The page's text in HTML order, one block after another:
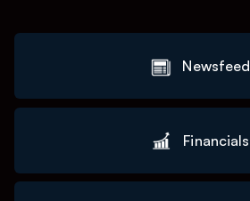
Newsfeed
Financials